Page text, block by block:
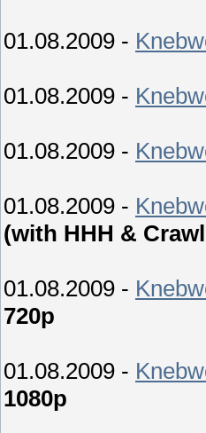
01.08.2009 -
01.08.2009 -
01.08.2009 -
01.08.2009 -
(with HHH &
01.08.2009 -
720p
01.08.2009 -
1080p